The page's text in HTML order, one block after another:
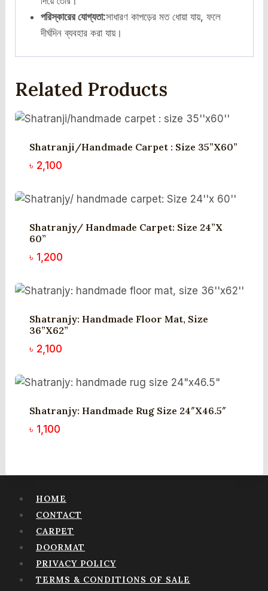
পরিস্কারের যোগ্যতা:সাধারণ কাপড়ের মত ধোয়া যায়, ফলে
দীর্ঘদিন ব্যবহার করা যায়।
Related Products
Shatranji/handmade Carpet : Size 35”x60”
৳ 2,100
Shatranjy/ Handmade Carpet: Size 24”x
60”
৳ 1,200
Shatranjy: Handmade Floor Mat, Size
36”x62”
৳ 2,100
Shatranjy: Handmade Rug Size 24″x46.5″
৳ 1,100
HOME
CONTACT
CARPET
DOORMAT
PRIVACY POLICY
TERMS & CONDITIONS OF SALE